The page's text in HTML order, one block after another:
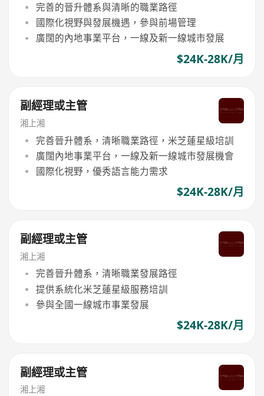
完善的晉升體系與清晰的職業路徑
國際化視野與發展機遇，參與前場管理
廣闊的內地事業平台，一線及新一線城市發展
$24K-28K/月
副經理或主管
湘上湘
完善晉升體系，清晰職業路徑，米芝蓮星級培訓
廣闊內地事業平台，一線及新一線城市發展機會
國際化視野，優秀語言能力需求
$24K-28K/月
副經理或主管
湘上湘
完善晉升體系，清晰職業發展路徑
提供系統化米芝蓮星級服務培訓
參與全國一線城市事業發展
$24K-28K/月
副經理或主管
湘上湘